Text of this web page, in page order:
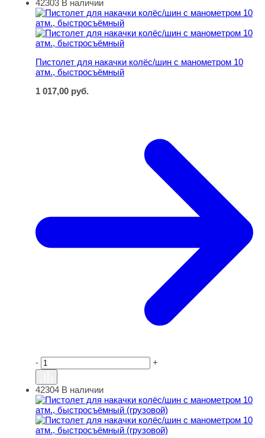
Пистолет для накачки колёс/шин с манометром 10
42303 В наличии
Пистолет для накачки колёс/шин с манометром 10
атм., быстросъёмный
1 017,00 руб.
- +
Пистолет для накачки колёс/шин с манометром 10
42304 В наличии